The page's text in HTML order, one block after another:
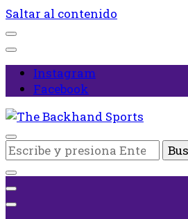
Saltar al contenido
Instagram
Facebook
The Backhand Sports
Inicio
¿Buscas
algo?